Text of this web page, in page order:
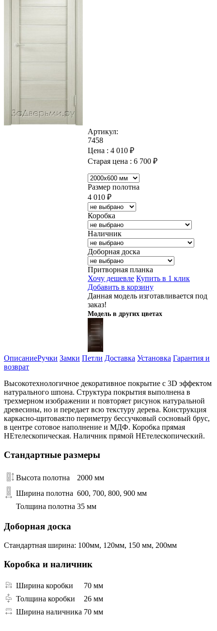
Артикул:
7458
Цена : 4 010 ₽
Старая цена : 6 700 ₽
Размер полотна
4 010 ₽
Коробка
Наличник
Доборная доска
Притворная планка
Хочу дешевле Купить в 1 клик
Добавить в корзину
Данная модель изготавливается под
заказ!
Модель в других цветах
ОписаниеРучки Замки Петли Доставка Установка Гарантия и
возврат
Высокотехнологичное декоративное покрытие с 3D эффектом
натурального шпона. Структура покрытия выполнена в
трехмерном изображении и повторяет рисунок натуральной
древесины, но и передает всю текстуру дерева. Конструкция
каркасно-щитовая:по периметру бессучковый сосновый брус,
в центре сотовое наполнение и МДФ. Коробка прямая
НЕтелескопическая. Наличник прямой НЕтелескопический.
Стандартные размеры
Высота полотна
2000 мм
Ширина полотна 600, 700, 800, 900 мм
Толщина полотна 35 мм
Доборная доска
Стандартная ширина: 100мм, 120мм, 150 мм, 200мм
Коробка и наличник
Ширина коробки
70 мм
Толщина коробки
26 мм
Ширина наличника 70 мм